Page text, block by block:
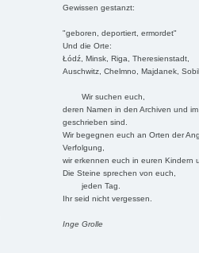
Gewissen gestanzt:
"geboren, deportiert, ermordet"
Und die Orte:
Łódź, Minsk, Riga, Theresienstadt,
Auschwitz, Chelmno, Majdanek,
Wir suchen euch,
deren Namen in den Archiven und im
geschrieben sind.
Wir begegnen euch an Orten der
Verfolgung,
wir erkennen euch in euren Kindern
Die Steine sprechen von euch,
jeden Tag.
Ihr seid nicht vergessen.
Inge Grolle